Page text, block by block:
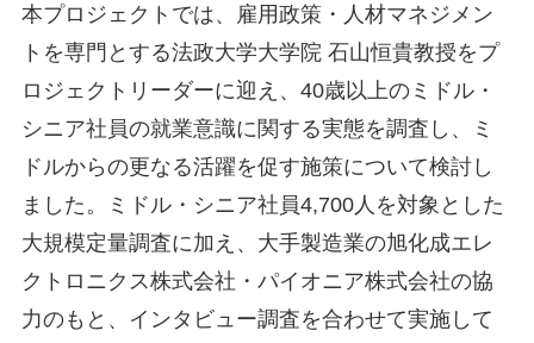
本プロジェクトでは、雇用政策・人材マネジメン
トを専門とする法政大学大学院 石山恒貴教授をプ
ロジェクトリーダーに迎え、40歳以上のミドル・
シニア社員の就業意識に関する実態を調査し、ミ
ドルからの更なる活躍を促す施策について検討し
ました。ミドル・シニア社員4,700人を対象とした
大規模定量調査に加え、大手製造業の旭化成エレ
クトロニクス株式会社・パイオニア株式会社の協
力のもと、インタビュー調査を合わせて実施して